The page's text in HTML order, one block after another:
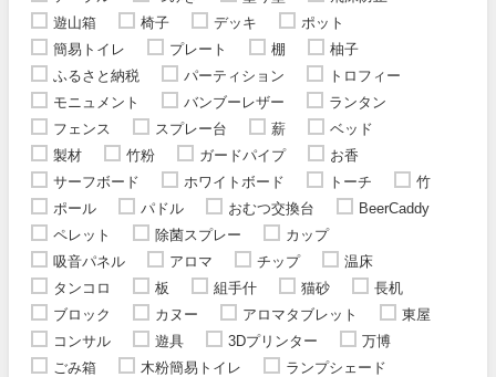
遊山箱
椅子 デッキ
ポット
簡易トイレ
プレート 棚
柚子
ふるさと納税
パーティション
トロフィー
モニュメント
バンブーレザー
ランタン
フェンス
スプレー台 薪
ベッド
製材
竹粉 ガードパイプ
お香
サーフボード
ホワイトボード トーチ
竹
ポール
パドル おむつ交換台
BeerCaddy
ペレット
除菌スプレー
カップ
吸音パネル
アロマ チップ
温床
タンコロ
板 組手什 猫砂
長机
ブロック
カヌー アロマタブレット
東屋
コンサル
遊具 3Dプリンター
万博
ごみ箱
木粉簡易トイレ
ランプシェード